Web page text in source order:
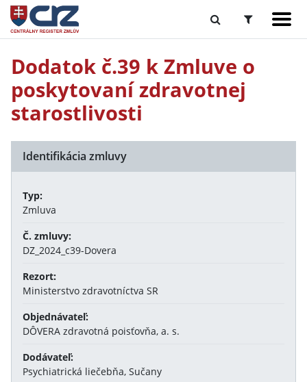
Dodatok č.39 k Zmluve o
poskytovaní zdravotnej
starostlivosti
Identifikácia zmluvy
Typ:
Zmluva
Č. zmluvy:
DZ_2024_c39-Dovera
Rezort:
Ministerstvo zdravotníctva SR
Objednávateľ:
DÔVERA zdravotná poisťovňa, a. s.
Dodávateľ:
Psychiatrická liečebňa, Sučany